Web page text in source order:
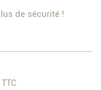
de sécurité !
TTC